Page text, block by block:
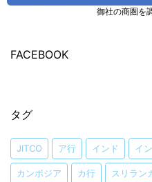
御社の商圏を
FACEBOOK
タグ
JITCO ア行 インド イ
カンボジア カ行 スリラン